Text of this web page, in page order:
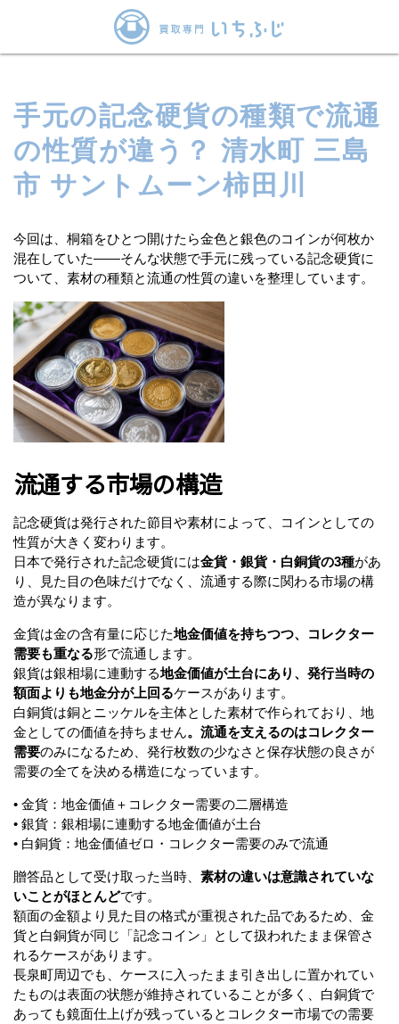
手元の記念硬貨の種類で流通
の性質が違う？ 清水町 三島
市 サントムーン柿田川
今回は、桐箱をひとつ開けたら金色と銀色のコインが何枚か
混在していた——そんな状態で手元に残っている記念硬貨に
ついて、素材の種類と流通の性質の違いを整理しています。
流通する市場の構造
記念硬貨は発行された節目や素材によって、コインとしての
性質が大きく変わります。
日本で発行された記念硬貨には金貨・銀貨・白銅貨の3種があ
り、見た目の色味だけでなく、流通する際に関わる市場の構
造が異なります。
金貨は金の含有量に応じた地金価値を持ちつつ、コレクター
需要も重なる形で流通します。
銀貨は銀相場に連動する地金価値が土台にあり、発行当時の
額面よりも地金分が上回るケースがあります。
白銅貨は銅とニッケルを主体とした素材で作られており、地
金としての価値を持ちません。流通を支えるのはコレクター
需要のみになるため、発行枚数の少なさと保存状態の良さが
需要の全てを決める構造になっています。
• 金貨：地金価値＋コレクター需要の二層構造
• 銀貨：銀相場に連動する地金価値が土台
• 白銅貨：地金価値ゼロ・コレクター需要のみで流通
贈答品として受け取った当時、 素材の違いは意識されていな
いことがほとんどです。
額面の金額より見た目の格式が重視された品であるため、金
貨と白銅貨が同じ「記念コイン」として扱われたまま保管さ
れるケースがあります。
長泉町周辺でも、ケースに入ったまま引き出しに置かれてい
たものは表面の状態が維持されていることが多く、白銅貨で
あっても鏡面仕上げが残っているとコレクター市場での需要